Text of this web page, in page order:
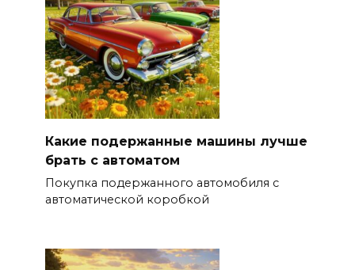
Какие подержанные машины лучше
брать с автоматом
Покупка подержанного автомобиля с
автоматической коробкой